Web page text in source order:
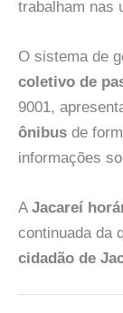
trabalham nas
O sistema de
coletivo de
9001,
ônibus de
informações
A Jacareí
continuada da
cidadão de